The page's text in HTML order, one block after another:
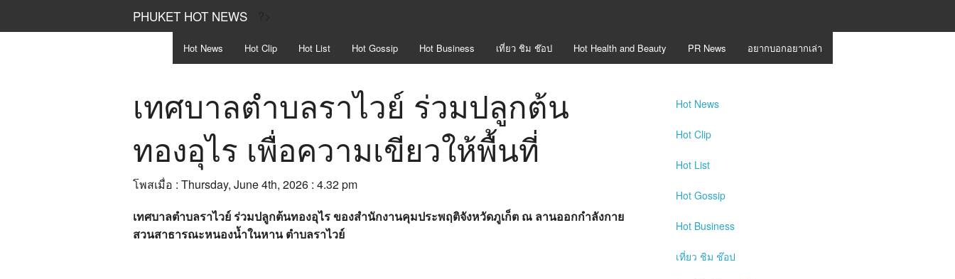
PHUKET HOT NEWS
Hot News Hot Clip Hot List Hot Gossip Hot Business เที่ยว ชิม ช๊อป Hot Health and Beauty PR News อยากบอกอยากเล่า
เทศบาลตำบลราไวย์ ร่วมปลูกต้น
ทองอุไร เพื่อความเขียวให้พื้นที่
โพสเมื่อ : Thursday, June 4th, 2026 : 4.32 pm
เทศบาลตำบลราไวย์ ร่วมปลูกต้นทองอุไร ของสํานักงานคุมประพฤติจังหวัดภูเก็ต ณ ลานออกกำลังกาย
สวนสาธารณะหนองน้ำในหาน ตำบลราไวย์
Hot News
Hot Clip
Hot List
Hot Gossip
Hot Business
เที่ยว ชิม ช๊อป